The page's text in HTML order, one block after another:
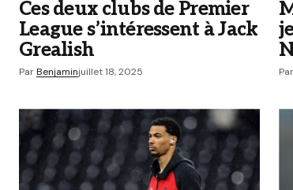
Enregistrer mon
mon site dans le
prochain
Prévenez-moi de tous
Ces deux clubs de Premier
League s’intéressent à Jack
Grealish
ParBenjaminjuillet 18, 2025 Par